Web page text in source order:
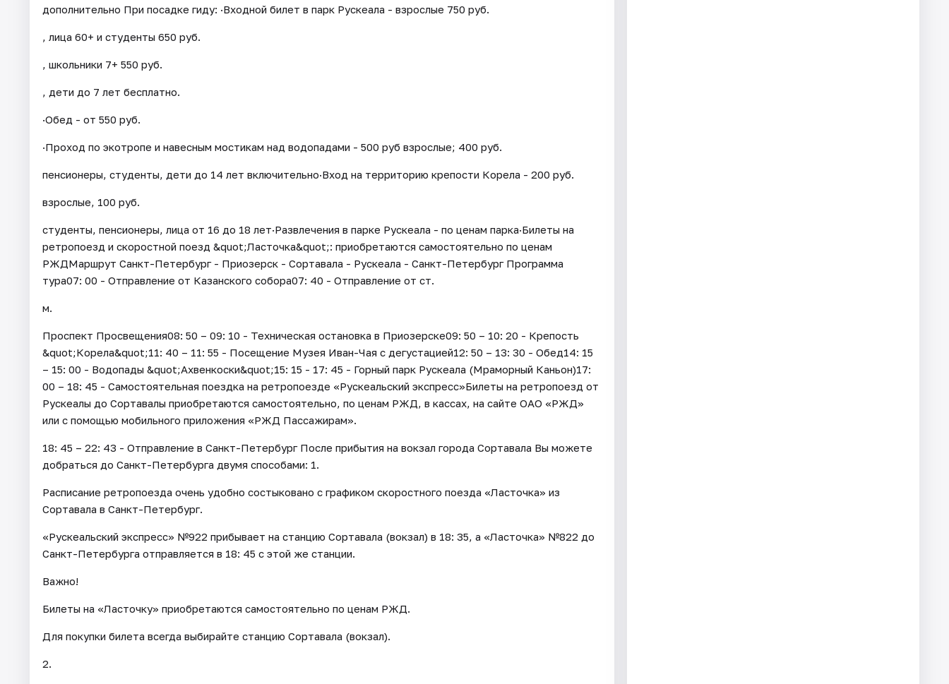
дополнительно При посадке гиду: ·Входной билет в парк Рускеала - взрослые 750 руб.
, лица 60+ и студенты 650 руб.
, школьники 7+ 550 руб.
, дети до 7 лет бесплатно.
·Обед - от 550 руб.
·Проход по экотропе и навесным мостикам над водопадами - 500 руб взрослые; 400 руб.
пенсионеры, студенты, дети до 14 лет включительно·Вход на территорию крепости Корела - 200 руб.
взрослые, 100 руб.
студенты, пенсионеры, лица от 16 до 18 лет·Развлечения в парке Рускеала - по ценам парка·Билеты на
ретропоезд и скоростной поезд &quot;Ласточка&quot;: приобретаются самостоятельно по ценам
РЖДМаршрут Санкт-Петербург - Приозерск - Сортавала - Рускеала - Санкт-Петербург Программа
тура07: 00 - Отправление от Казанского собора07: 40 - Отправление от ст.
м.
Проспект Просвещения08: 50 – 09: 10 - Техническая остановка в Приозерске09: 50 – 10: 20 - Крепость
&quot;Корела&quot;11: 40 – 11: 55 - Посещение Музея Иван-Чая с дегустацией12: 50 – 13: 30 - Обед14: 15
– 15: 00 - Водопады &quot;Ахвенкоски&quot;15: 15 - 17: 45 - Горный парк Рускеала (Мраморный Каньон)17:
00 – 18: 45 - Самостоятельная поездка на ретропоезде «Рускеальский экспресс»Билеты на ретропоезд от
Рускеалы до Сортавалы приобретаются самостоятельно, по ценам РЖД, в кассах, на сайте ОАО «РЖД»
или с помощью мобильного приложения «РЖД Пассажирам».
18: 45 – 22: 43 - Отправление в Санкт-Петербург После прибытия на вокзал города Сортавала Вы можете
добраться до Санкт-Петербурга двумя способами: 1.
Расписание ретропоезда очень удобно состыковано с графиком скоростного поезда «Ласточка» из
Сортавала в Санкт-Петербург.
«Рускеальский экспресс» №922 прибывает на станцию Сортавала (вокзал) в 18: 35, а «Ласточка» №822 до
Санкт-Петербурга отправляется в 18: 45 с этой же станции.
Важно!
Билеты на «Ласточку» приобретаются самостоятельно по ценам РЖД.
Для покупки билета всегда выбирайте станцию Сортавала (вокзал).
2.